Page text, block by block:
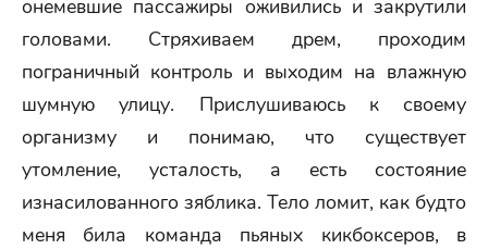
онемевшие пассажиры оживились и закрутили
головами. Стряхиваем дрем, проходим
пограничный контроль и выходим на влажную
шумную улицу. Прислушиваюсь к своему
организму и понимаю, что существует
утомление, усталость, а есть состояние
изнасилованного зяблика. Тело ломит, как будто
меня била команда пьяных кикбоксеров, в